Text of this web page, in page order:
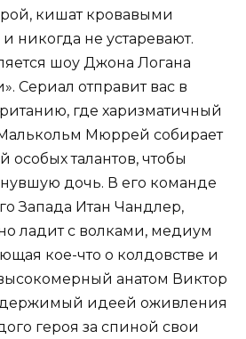
кишат кровавыми
никогда не устаревают.
шоу Джона Логана
Сериал отправит вас в
где харизматичный
Мюррей собирает
особых талантов, чтобы
дочь. В его команде
Запада Итан Чандлер,
ладит с волками, медиум
кое-что о колдовстве и
анатом Виктор
идеей оживления
героя за спиной свои